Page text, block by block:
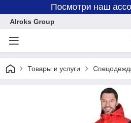
Посмотри наш
Alroks Group
Товары и услуги